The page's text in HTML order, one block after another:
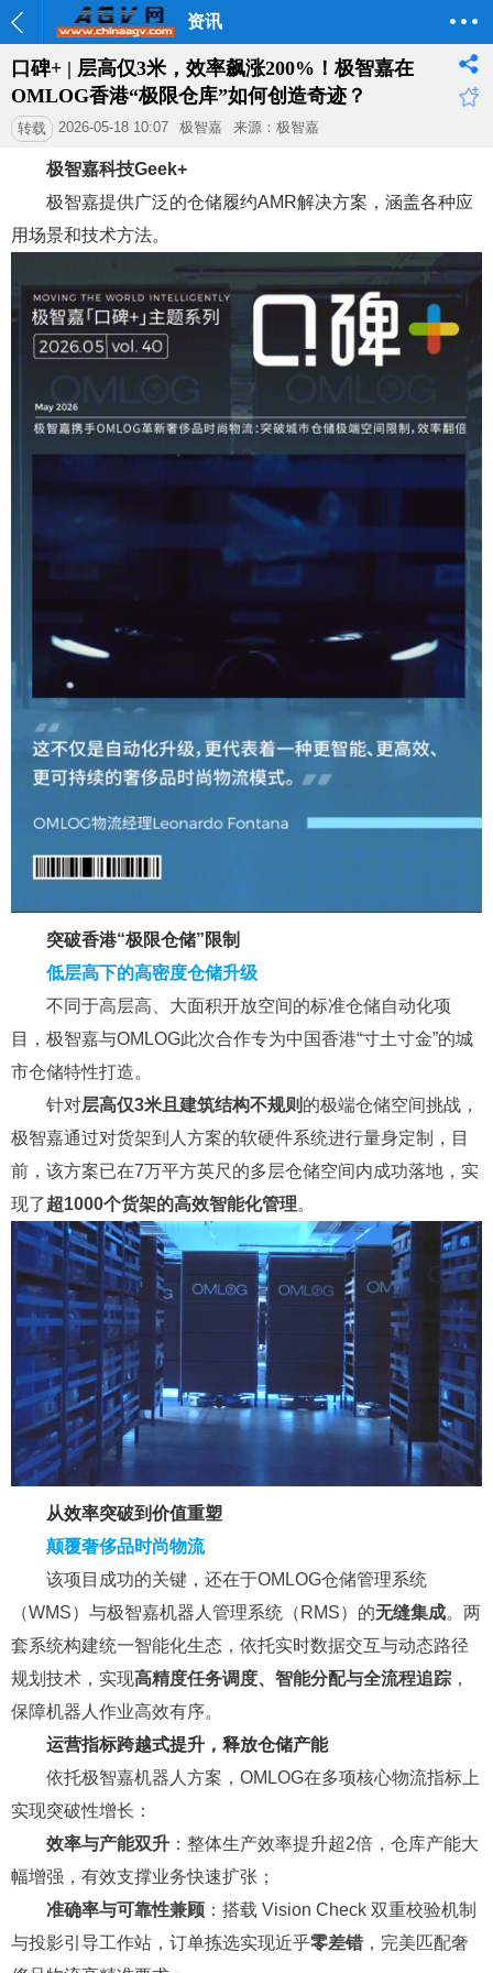
资讯
口碑+ | 层高仅3米，效率飙涨200%！极智嘉在
OMLOG香港“极限仓库”如何创造奇迹？
转载 2026-05-18 10:07 极智嘉 来源：极智嘉
极智嘉科技Geek+
极智嘉提供广泛的仓储履约AMR解决方案，涵盖各种应
用场景和技术方法。
突破香港“极限仓储”限制
低层高下的高密度仓储升级
不同于高层高、大面积开放空间的标准仓储自动化项
目，极智嘉与OMLOG此次合作专为中国香港“寸土寸金”的城
市仓储特性打造。
针对层高仅3米且建筑结构不规则 的极端仓储空间挑战，
极智嘉通过对货架到人方案的软硬件系统进行量身定制，目
前，该方案已在7万平方英尺的多层仓储空间内成功落地，实
现了超1000个货架的高效智能化管理。
从效率突破到价值重塑
颠覆奢侈品时尚物流
该项目成功的关键，还在于OMLOG仓储管理系统
（WMS）与极智嘉机器人管理系统（RMS）的无缝集成。两
套系统构建统一智能化生态，依托实时数据交互与动态路径
规划技术，实现高精度任务调度、智能分配与全流程追踪 ，
保障机器人作业高效有序。
运营指标跨越式提升，释放仓储产能
依托极智嘉机器人方案，OMLOG在多项核心物流指标上
实现突破性增长：
效率与产能双升 ：整体生产效率提升超2倍，仓库产能大
幅增强，有效支撑业务快速扩张；
准确率与可靠性兼顾 ：搭载 Vision Check 双重校验机制
与投影引导工作站，订单拣选实现近乎零差错 ，完美匹配奢